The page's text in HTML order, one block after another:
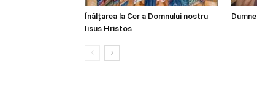
Înălțarea la Cer a Domnului nostru
Iisus Hristos